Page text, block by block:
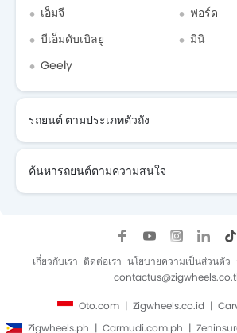
เอ็มจี
ฟอร์ด
บีเอ็มดับเบิลยู
มินิ
Geely
รถยนต์ ตามประเภทตัวถัง
ค้นหารถยนต์ตามความสนใจ
เกี่ยวกับเรา ติดต่อเรา นโยบายความเป็นส่วนตัว
Oto.com Zigwheels.co.id
Zigwheels.ph
Carmudi.com.ph